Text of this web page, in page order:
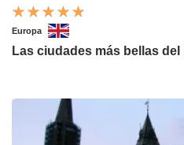
Europa
Las ciudades más bellas